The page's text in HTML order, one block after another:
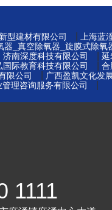
型建材有限公司 上海蓝
器_真空除氧器_旋膜式除氧
济南深度科技有限公司 延
国际教育科技有限公司 合
限公司 广西盈凯文化发
理咨询服务有限公司
1111